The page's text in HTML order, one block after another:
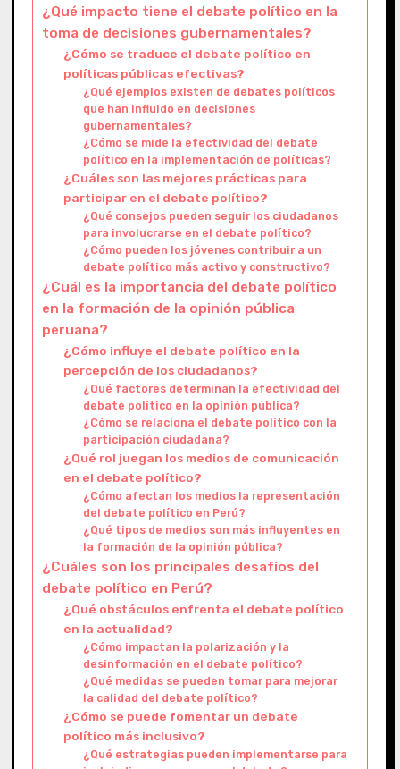
¿Qué impacto tiene el debate político en la
toma de decisiones gubernamentales?
¿Cómo se traduce el debate político en
políticas públicas efectivas?
¿Qué ejemplos existen de debates políticos
que han influido en decisiones
gubernamentales?
¿Cómo se mide la efectividad del debate
político en la implementación de políticas?
¿Cuáles son las mejores prácticas para
participar en el debate político?
¿Qué consejos pueden seguir los ciudadanos
para involucrarse en el debate político?
¿Cómo pueden los jóvenes contribuir a un
debate político más activo y constructivo?
¿Cuál es la importancia del debate político
en la formación de la opinión pública
peruana?
¿Cómo influye el debate político en la
percepción de los ciudadanos?
¿Qué factores determinan la efectividad del
debate político en la opinión pública?
¿Cómo se relaciona el debate político con la
participación ciudadana?
¿Qué rol juegan los medios de comunicación
en el debate político?
¿Cómo afectan los medios la representación
del debate político en Perú?
¿Qué tipos de medios son más influyentes en
la formación de la opinión pública?
¿Cuáles son los principales desafíos del
debate político en Perú?
¿Qué obstáculos enfrenta el debate político
en la actualidad?
¿Cómo impactan la polarización y la
desinformación en el debate político?
¿Qué medidas se pueden tomar para mejorar
la calidad del debate político?
¿Cómo se puede fomentar un debate
político más inclusivo?
¿Qué estrategias pueden implementarse para